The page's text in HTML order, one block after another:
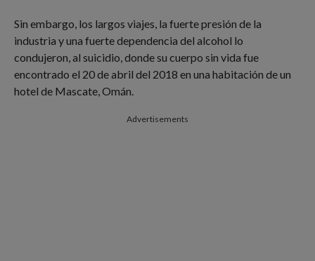
Sin embargo, los largos viajes, la fuerte presión de la
industria y una fuerte dependencia del alcohol lo
condujeron, al suicidio, donde su cuerpo sin vida fue
encontrado el 20 de abril del 2018 en una habitación de un
hotel de Mascate , Omán.
Advertisements